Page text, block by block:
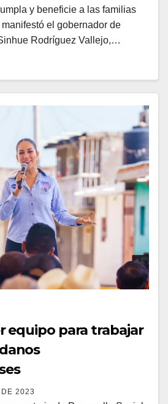
y beneficie a las familias
el gobernador de
Rodríguez Vallejo,…
equipo para trabajar
2023